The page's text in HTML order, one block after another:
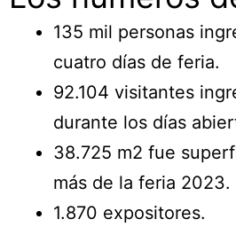
135 mil personas
cuatro días de feria.
92.104 visitantes
durante los días
38.725 m2 fue
más de la feria 2023.
1.870 expositores.